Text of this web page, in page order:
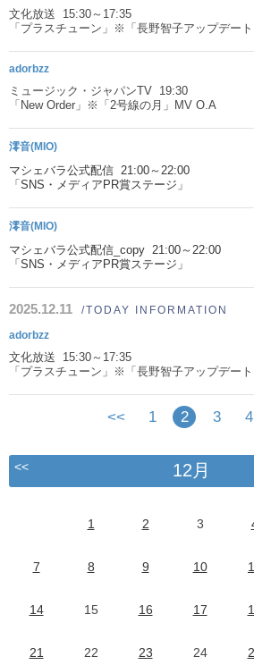
文化放送 15:30～17:35
「プラスチューン」※「長野智子アップデー
adorbzz
ミュージック・ジャパンTV 19:30
「New Order」※「2号線の月」MV O.A
澪音(MIO)
マシェバラ公式配信 21:00～22:00
「SNS・メディアPR賞ステージ」
澪音(MIO)
マシェバラ公式配信_copy 21:00～22:00
「SNS・メディアPR賞ステージ」
2025.12.11
/TODAY INFORMATION
adorbzz
文化放送 15:30～17:35
「プラスチューン」※「長野智子アップデー
<< 1 2 3 4
<< 12月
1 2 3
7 8 9 10
14 15 16 17
21 22 23 24